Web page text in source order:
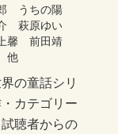
うちの陽
萩原ゆい
馨 前田靖
他
の童話シリ
カテゴリー
聴者からの